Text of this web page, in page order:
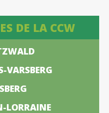
DE LA CCW
VARSBERG
LORRAINE